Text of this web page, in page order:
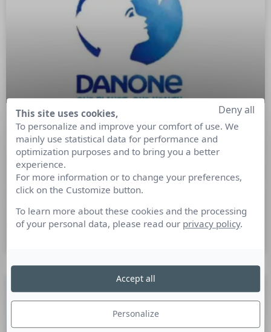
Danone – « Danone One Planet One
Health »
« Les consommateurs ont soif de changement. Ils comptent
sur de grandes entreprises comme Danone pour mettre leur
This site uses cookies,
To personalize and improve your comfort of use. We
mainly use statistical data for performance and
optimization purposes and to bring you a better
experience.
For more information or to change your preferences,
click on the Customize button.
To learn more about these cookies and the processing
of your personal data, please read our privacy policy.
Personalize
Deny all
Accept all